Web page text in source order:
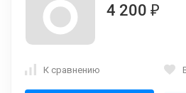
4 200 ₽
К сравнению